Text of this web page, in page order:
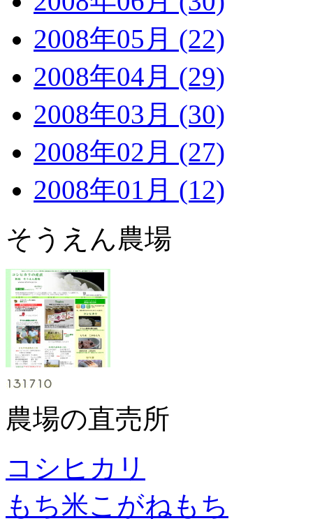
2008年05月 (22)
2008年04月 (29)
2008年03月 (30)
2008年02月 (27)
2008年01月 (12)
そうえん農場
農場の直売所
コシヒカリ
もち米こがねもち